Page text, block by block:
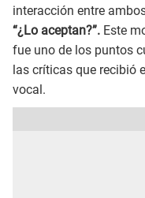
interacción entre
“¿Lo aceptan?”. Este
fue uno de los puntos
las críticas que recibió
vocal.